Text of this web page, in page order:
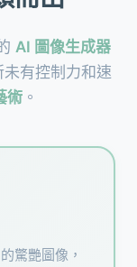
AI 圖像生成器
有控制力和速
術。
驚艷圖像，